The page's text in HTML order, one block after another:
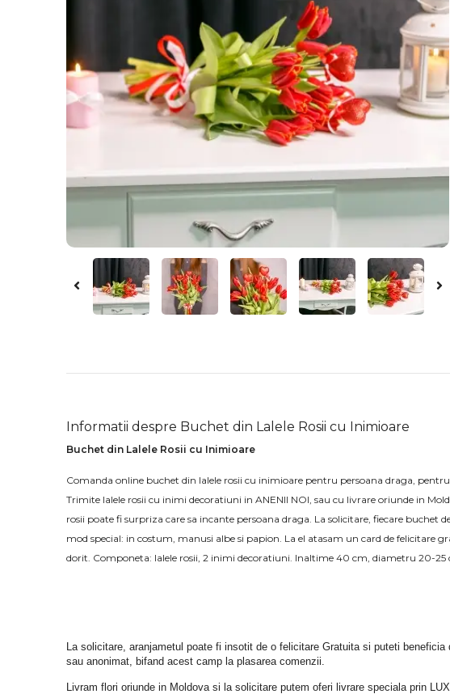
Informatii despre Buchet din Lalele Rosii cu Inimioare
Buchet din Lalele Rosii cu Inimioare
Comanda online buchet din lalele rosii cu inimioare pentru persoana draga,
Trimite lalele rosii cu inimi decoratiuni in ANENII NOI, sau cu livrare oriunde in
rosii poate fi surpriza care sa incante persoana draga. La solicitare, fiecare buchet
mod special: in costum, manusi albe si papion. La el atasam un card de felicitare
dorit. Componeta: lalele rosii, 2 inimi decoratiuni. Inaltime 40 cm, diametru 20-25
La solicitare, aranjametul poate fi insotit de o felicitare Gratuita si puteti beneficia
sau anonimat, bifand acest camp la plasarea comenzii.
Livram flori oriunde in Moldova si la solicitare putem oferi livrare speciala prin